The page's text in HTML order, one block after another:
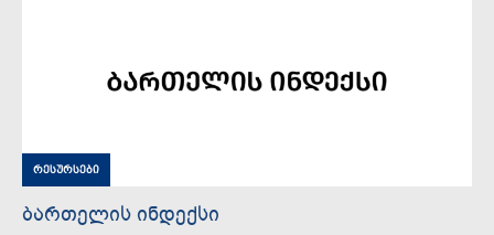
რესურსები
ბართელის ინდექსი